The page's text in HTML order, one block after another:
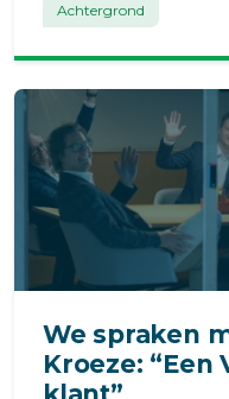
Achtergrond
We spraken
Kroeze: “Een